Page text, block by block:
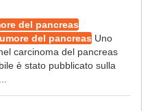
del pancreas
del pancreas Uno
carcinoma del pancreas
è stato pubblicato sulla